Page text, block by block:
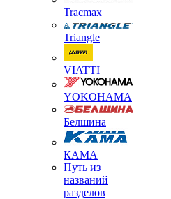
Tracmax
Triangle
VIATTI
YOKOHAMA
Белшина
КАМА
Путь из
названий
разделов